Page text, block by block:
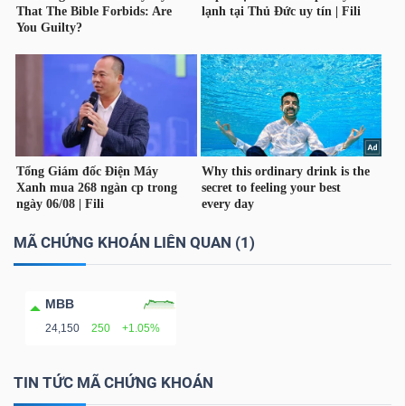
MÃ CHỨNG KHOÁN LIÊN QUAN (1)
MBB
24,150 250 +1.05%
TIN TỨC MÃ CHỨNG KHOÁN
DƯƠNG
TÀI
CHÍNH